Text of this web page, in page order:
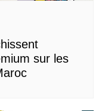
sur les